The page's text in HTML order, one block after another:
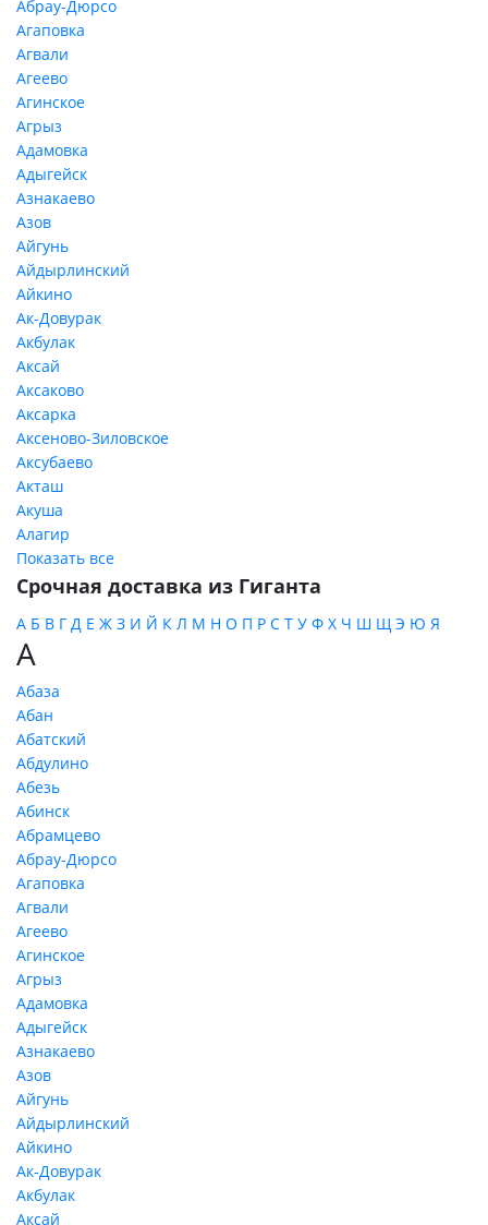
Абрау-Дюрсо
Агаповка
Агвали
Агеево
Агинское
Агрыз
Адамовка
Адыгейск
Азнакаево
Азов
Айгунь
Айдырлинский
Айкино
Ак-Довурак
Акбулак
Аксай
Аксаково
Аксарка
Аксеново-Зиловское
Аксубаево
Акташ
Акуша
Алагир
Показать все
Срочная доставка из Гиганта
А Б В Г Д Е Ж З И Й К Л М Н О П Р С Т У Ф Х Ч Ш Щ Э Ю Я
А
Абаза
Абан
Абатский
Абдулино
Абезь
Абинск
Абрамцево
Абрау-Дюрсо
Агаповка
Агвали
Агеево
Агинское
Агрыз
Адамовка
Адыгейск
Азнакаево
Азов
Айгунь
Айдырлинский
Айкино
Ак-Довурак
Акбулак
Аксай